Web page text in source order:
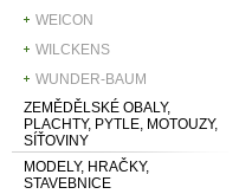
WEICON
WILCKENS
WUNDER-BAUM
ZEMĚDĚLSKÉ OBALY,
PLACHTY, PYTLE, MOTOUZY,
SÍŤOVINY
MODELY, HRAČKY,
STAVEBNICE